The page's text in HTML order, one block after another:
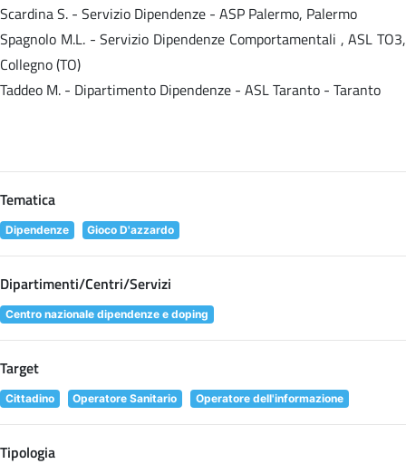
Scardina S. - Servizio Dipendenze - ASP Palermo, Palermo
Spagnolo M.L. - Servizio Dipendenze Comportamentali , ASL TO3,
Collegno (TO)
Taddeo M. - Dipartimento Dipendenze - ASL Taranto - Taranto
Tematica
Dipendenze Gioco D'azzardo
Dipartimenti/Centri/Servizi
Centro nazionale dipendenze e doping
Target
Cittadino Operatore Sanitario Operatore dell'informazione
Tipologia